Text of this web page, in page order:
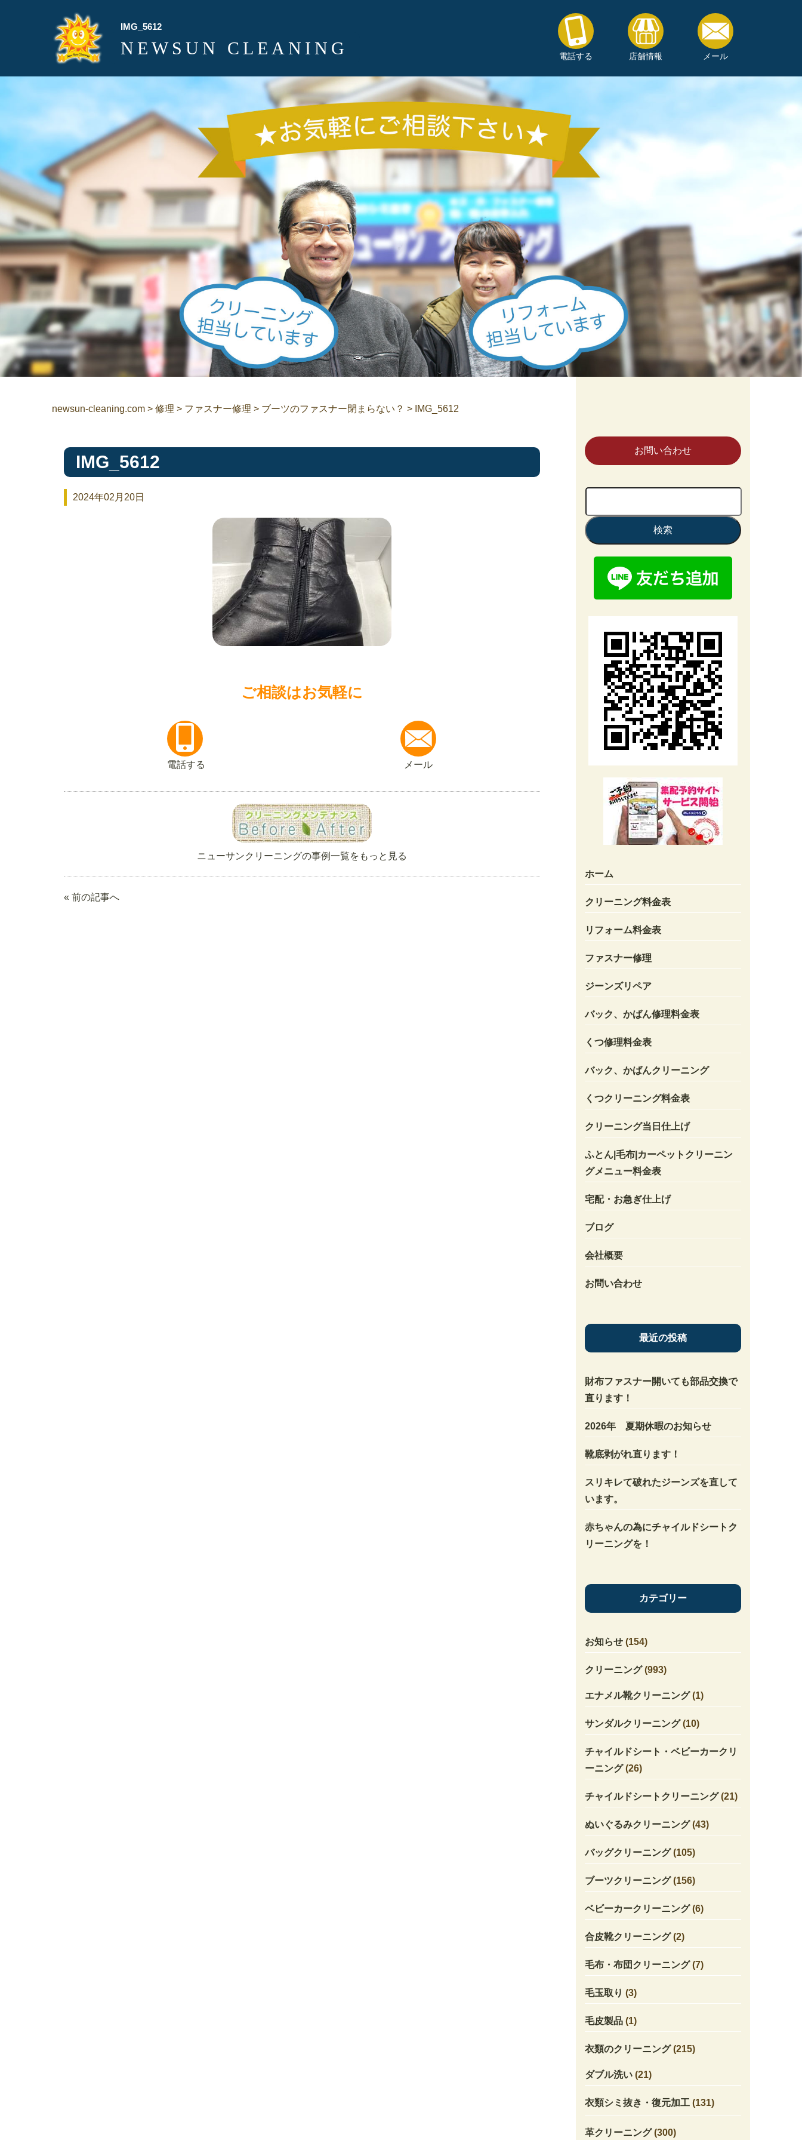
IMG_5612
NEWSUN CLEANING 電話する 店舗情報 メール
お問い合わせ
索:
ホーム
クリーニング料金表
リフォーム料金表
ファスナー修理
ジーンズリペア
バック、かばん修理料金表
くつ修理料金表
バック、かばんクリーニング
くつクリーニング料金表
クリーニング当日仕上げ
ふとん|毛布|カーペットクリーニン
グメニュー料金表
宅配・お急ぎ仕上げ
ブログ
会社概要
お問い合わせ
最近の投稿
財布ファスナー開いても部品交換で
直ります！
2026年 夏期休暇のお知らせ
靴底剥がれ直ります！
スリキレて破れたジーンズを直して
います。
赤ちゃんの為にチャイルドシートク
リーニングを！
カテゴリー
お知らせ(154)
クリーニング(993)
エナメル靴クリーニング(1)
サンダルクリーニング(10)
チャイルドシート・ベビーカークリ
ーニング(26)
チャイルドシートクリーニング(21)
ぬいぐるみクリーニング(43)
バッグクリーニング(105)
ブーツクリーニング(156)
ベビーカークリーニング(6)
合皮靴クリーニング(2)
毛布・布団クリーニング(7)
毛玉取り (3)
毛皮製品(1)
衣類のクリーニング(215)
ダブル洗い(21)
衣類シミ抜き・復元加工(131)
革クリーニング(300)
newsun-cleaning.com > 修理 > ファスナー修理 > ブーツのファスナー閉まらない？ > IMG_5612
IMG_5612
2024年02月20日
ご相談はお気軽に
電話する メール
ニューサンクリーニングの事例一覧をもっと見る
« 前の記事へ